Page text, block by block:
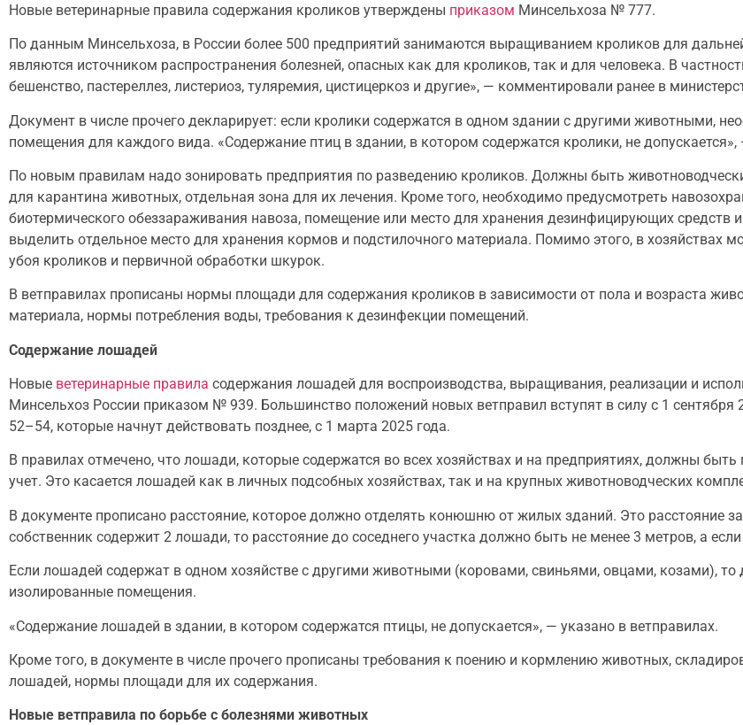
Новые ветеринарные правила содержания кроликов утверждены приказом Минсельхоза № 777.
По данным Минсельхоза, в России более 500 предприятий занимаются выращиванием кроликов для
являются источником распространения болезней, опасных как для кроликов, так и для человека. В
бешенство, пастереллез, листериоз, туляремия, цистицеркоз и другие», — комментировали ранее в
Документ в числе прочего декларирует: если кролики содержатся в одном здании с другими животными,
помещения для каждого вида. «Содержание птиц в здании, в котором содержатся кролики, не допускается»,
По новым правилам надо зонировать предприятия по разведению кроликов. Должны быть
для карантина животных, отдельная зона для их лечения. Кроме того, необходимо предусмотреть
биотермического обеззараживания навоза, помещение или место для хранения дезинфицирующих средств
выделить отдельное место для хранения кормов и подстилочного материала. Помимо этого, в хозяйствах
убоя кроликов и первичной обработки шкурок.
В ветправилах прописаны нормы площади для содержания кроликов в зависимости от пола и возраста
материала, нормы потребления воды, требования к дезинфекции помещений.
Содержание лошадей
Новые ветеринарные правила содержания лошадей для воспроизводства, выращивания, реализации и
Минсельхоз России приказом № 939. Большинство положений новых ветправил вступят в силу с 1 сентября
52–54, которые начнут действовать позднее, с 1 марта 2025 года.
В правилах отмечено, что лошади, которые содержатся во всех хозяйствах и на предприятиях, должны
учет. Это касается лошадей как в личных подсобных хозяйствах, так и на крупных животноводческих
В документе прописано расстояние, которое должно отделять конюшню от жилых зданий. Это расстояние
собственник содержит 2 лошади, то расстояние до соседнего участка должно быть не менее 3 метров, а
Если лошадей содержат в одном хозяйстве с другими животными (коровами, свиньями, овцами, козами),
изолированные помещения.
«Содержание лошадей в здании, в котором содержатся птицы, не допускается», — указано в ветправилах.
Кроме того, в документе в числе прочего прописаны требования к поению и кормлению животных,
лошадей, нормы площади для их содержания.
Новые ветправила по борьбе с болезнями животных